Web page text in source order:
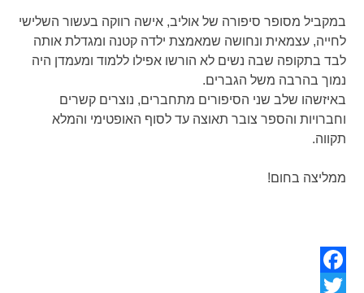
במקביל מסופר סיפורה של אוליב, אישה רווקה בעשור השלישי
לחייה, עצמאית ונחושה שמאמצת ילדה קטנה ומגדלת אותה
לבד בתקופה שבה נשים לא הורשו אפילו ללמוד ומעמדן היה
נמוך בהרבה משל הגברים.
באיזשהו שלב שני הסיפורים מתחברים, נוצרים קשרים
וחברויות והספר צובר תאוצה עד לסוף האופטימי והמלא
תקווה.
ממליצה בחום!
Facebook